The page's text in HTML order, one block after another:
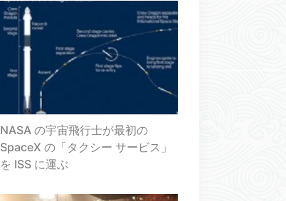
NASA の宇宙飛行士が最初の
SpaceX の「タクシー サービス」
を ISS に運ぶ